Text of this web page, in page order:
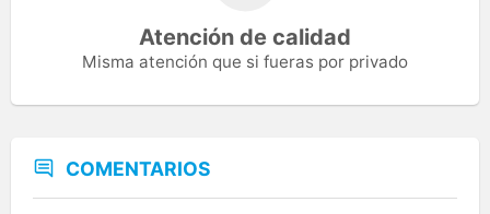
Atención de calidad
Misma atención que si fueras por privado
COMENTARIOS